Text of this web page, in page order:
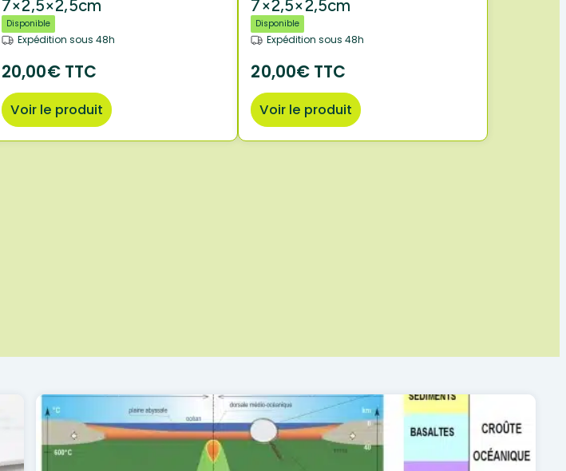
7×2,5×2,5cm
Disponible
Expédition sous 48h
20,00€ TTC
Voir le produit
7×2,5×2,5cm
Disponible
Expédition sous 48h
20,00€ TTC
Voir le produit